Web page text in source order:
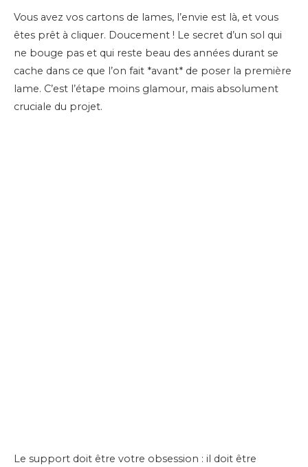
Vous avez vos cartons de lames, l’envie est là, et vous
êtes prêt à cliquer. Doucement ! Le secret d’un sol qui
ne bouge pas et qui reste beau des années durant se
cache dans ce que l’on fait *avant* de poser la première
lame. C’est l’étape moins glamour, mais absolument
cruciale du projet.
Le support doit être votre obsession : il doit être